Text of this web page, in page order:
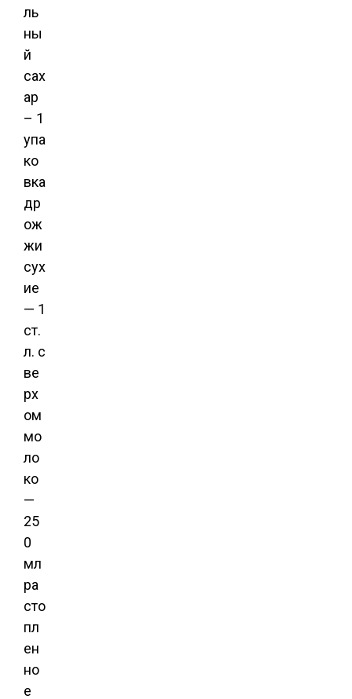
ль
ны
й
сах
ар
– 1
упа
ко
вка
др
ож
жи
сух
ие
— 1
ст.
л. с
ве
рх
ом
мо
ло
ко
—
25
0
мл
ра
сто
пл
ен
но
е